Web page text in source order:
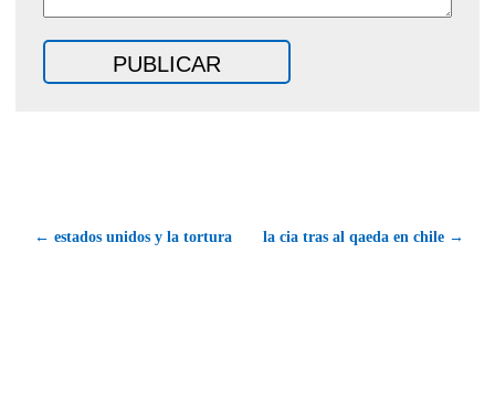
← estados unidos y la tortura la cia tras al qaeda en chile →